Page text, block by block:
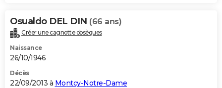
Osualdo DEL DIN (66 ans)
Créer une cagnotte obsèques
Naissance
26/10/1946
Décès
22/09/2013 à Montcy-Notre-Dame